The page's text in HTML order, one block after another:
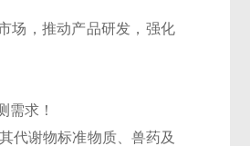
场，推动产品研发，强化
需求！
代谢物标准物质、兽药及